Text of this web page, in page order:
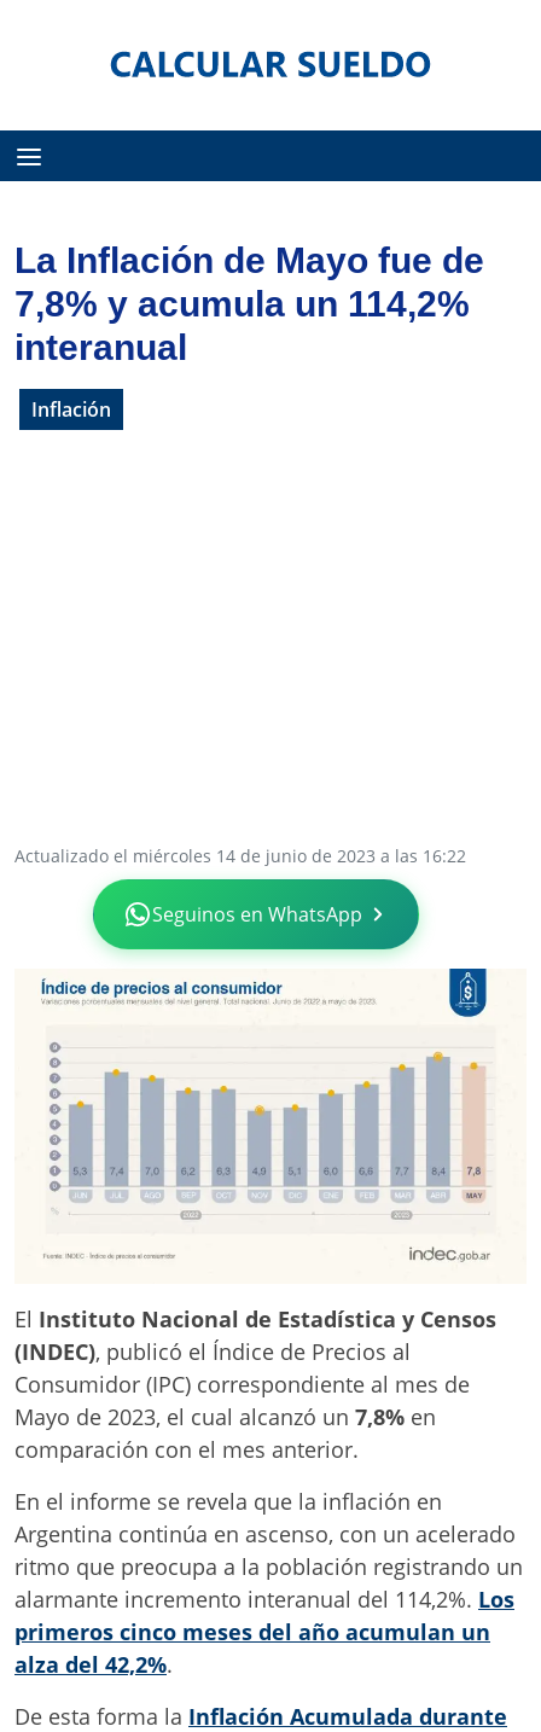
La Inflación de Mayo fue de
7,8% y acumula un 114,2%
interanual
Inflación
Actualizado el miércoles 14 de junio de 2023 a las 16:22
Seguinos en WhatsApp
El Instituto Nacional de Estadística y Censos
(INDEC), publicó el Índice de Precios al
Consumidor (IPC) correspondiente al mes de
Mayo de 2023, el cual alcanzó un 7,8% en
comparación con el mes anterior.
En el informe se revela que la inflación en
Argentina continúa en ascenso, con un acelerado
ritmo que preocupa a la población registrando un
alarmante incremento interanual del 114,2%. Los
primeros cinco meses del año acumulan un
alza del 42,2%.
De esta forma la Inflación Acumulada durante